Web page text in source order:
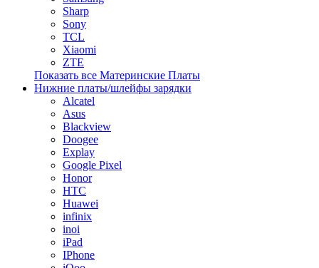
Sharp
Sony
TCL
Xiaomi
ZTE
Показать все Материнские Платы
Нижние платы/шлейфы зарядки
Alcatel
Asus
Blackview
Doogee
Explay
Google Pixel
Honor
HTC
Huawei
infinix
inoi
iPad
IPhone